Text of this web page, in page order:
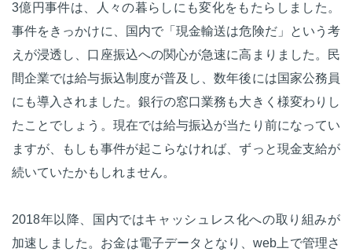
3億円事件は、人々の暮らしにも変化をもたらしました。
事件をきっかけに、国内で「現金輸送は危険だ」という考
えが浸透し、口座振込への関心が急速に高まりました。民
間企業では給与振込制度が普及し、数年後には国家公務員
にも導入されました。銀行の窓口業務も大きく様変わりし
たことでしょう。現在では給与振込が当たり前になってい
ますが、もしも事件が起こらなければ、ずっと現金支給が
続いていたかもしれません。
2018年以降、国内ではキャッシュレス化への取り組みが
加速しました。お金は電子データとなり、web上で管理さ